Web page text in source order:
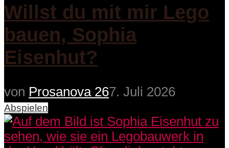
Willst du mit mir Lego
bauen, Sophia
Eisenhut?
von Prosanova 267. Juli 2026
Abspielen